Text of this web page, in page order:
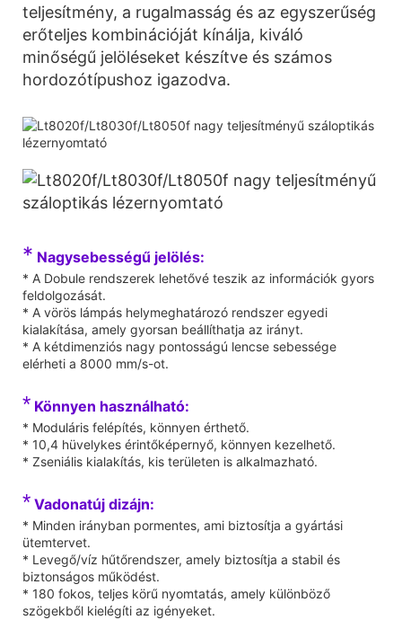
teljesítmény, a rugalmasság és az egyszerűség
erőteljes kombinációját kínálja, kiváló
minőségű jelöléseket készítve és számos
hordozótípushoz igazodva.
* Nagysebességű jelölés:
* A Dobule rendszerek lehetővé teszik az információk gyors
feldolgozását.
* A vörös lámpás helymeghatározó rendszer egyedi
kialakítása, amely gyorsan beállíthatja az irányt.
* A kétdimenziós nagy pontosságú lencse sebessége
elérheti a 8000 mm/s-ot.
* Könnyen használható:
* Moduláris felépítés, könnyen érthető.
* 10,4 hüvelykes érintőképernyő, könnyen kezelhető.
* Zseniális kialakítás, kis területen is alkalmazható.
* Vadonatúj dizájn:
* Minden irányban pormentes, ami biztosítja a gyártási
ütemtervet.
* Levegő/víz hűtőrendszer, amely biztosítja a stabil és
biztonságos működést.
* 180 fokos, teljes körű nyomtatás, amely különböző
szögekből kielégíti az igényeket.